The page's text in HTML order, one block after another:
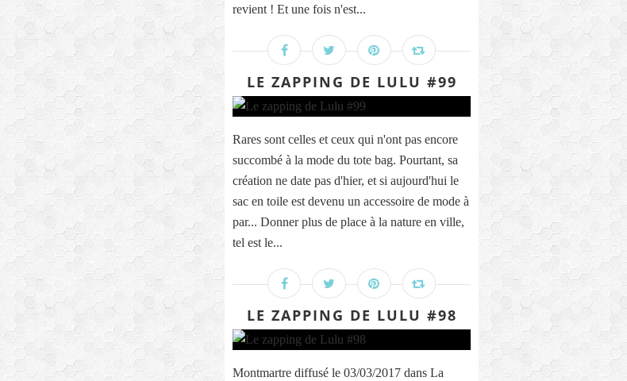
revient ! Et une fois n'est...
LE ZAPPING DE LULU #99
Rares sont celles et ceux qui n'ont pas encore
succombé à la mode du tote bag. Pourtant, sa
création ne date pas d'hier, et si aujourd'hui le
sac en toile est devenu un accessoire de mode à
par... Donner plus de place à la nature en ville,
tel est le...
LE ZAPPING DE LULU #98
Montmartre diffusé le 03/03/2017 dans La